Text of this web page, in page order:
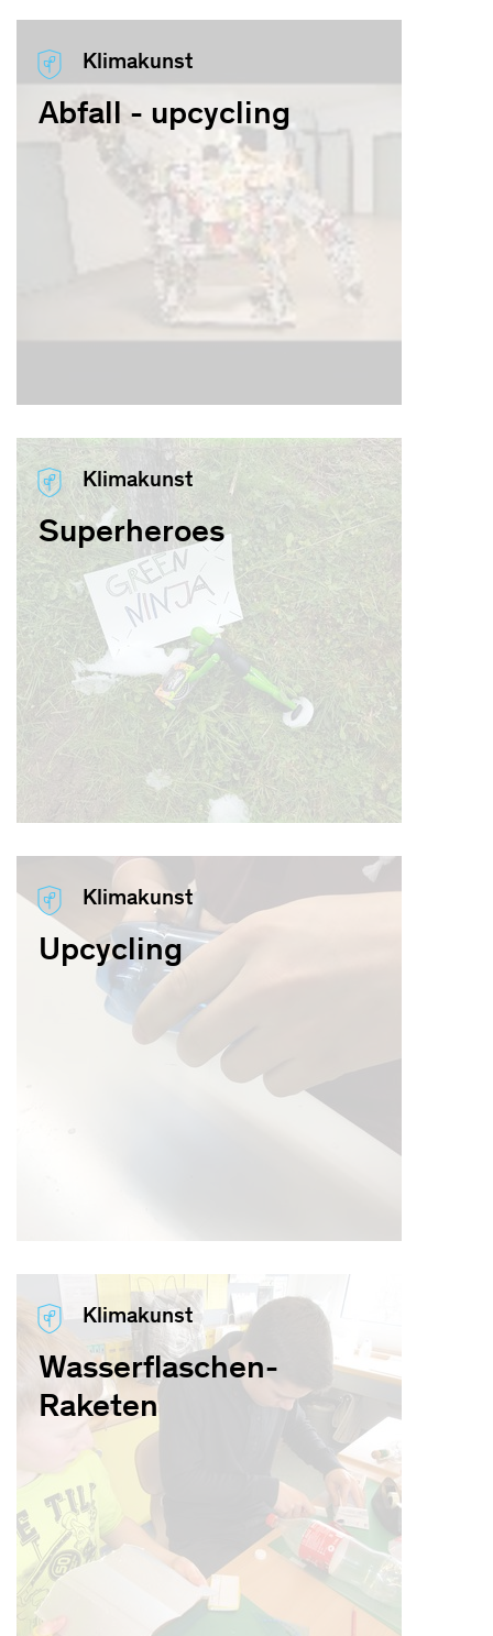
Klimakunst
Abfall - upcycling
Klimakunst
Superheroes
Klimakunst
Upcycling
Klimakunst
Wasserflaschen-
Raketen